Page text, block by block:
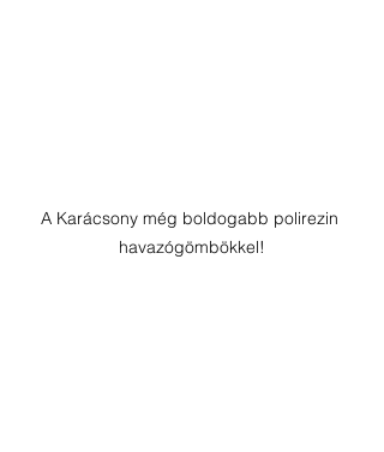
A Karácsony még boldogabb polirezin
havazógömbökkel!